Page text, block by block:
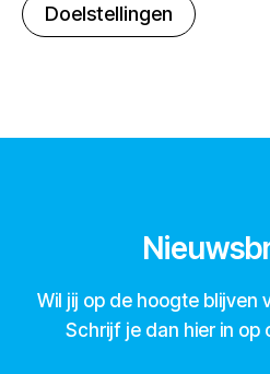
Doelstellingen
Wil jij op de hoogte blijven
Schrijf je dan hier in op